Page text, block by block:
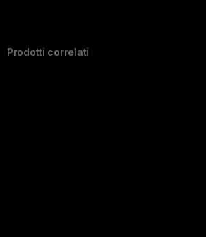
Prodotti correlati